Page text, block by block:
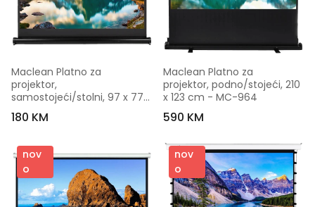
Maclean Platno za
projektor,
samostojeći/stolni, 97 x 77
cm - MC-961
180 KM
Maclean Platno za
projektor, podno/stojeći, 210
x 123 cm - MC-964
590 KM
nov
o
nov
o